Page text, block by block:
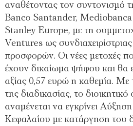
αναθέτοντας τον συντονισμό
Banco Santander,
Stanley Europe, με τη
Ventures ως
προσφορών. Οι νέες μετοχές
έχουν δικαίωμα ψήφου και θα
αξίας 0,57 ευρώ η καθεμία.
της διαδικασίας, το
αναμένεται να εγκρίνει
Κεφαλαίου με κατάργηση του